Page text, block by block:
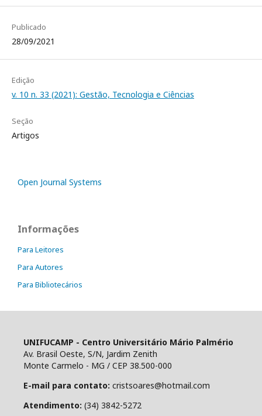
Publicado
28/09/2021
Edição
v. 10 n. 33 (2021): Gestão, Tecnologia e Ciências
Seção
Artigos
Open Journal Systems
Informações
Para Leitores
Para Autores
Para Bibliotecários
UNIFUCAMP - Centro Universitário Mário Palmério
Av. Brasil Oeste, S/N, Jardim Zenith
Monte Carmelo - MG / CEP 38.500-000
E-mail para contato: cristsoares@hotmail.com
Atendimento: (34) 3842-5272